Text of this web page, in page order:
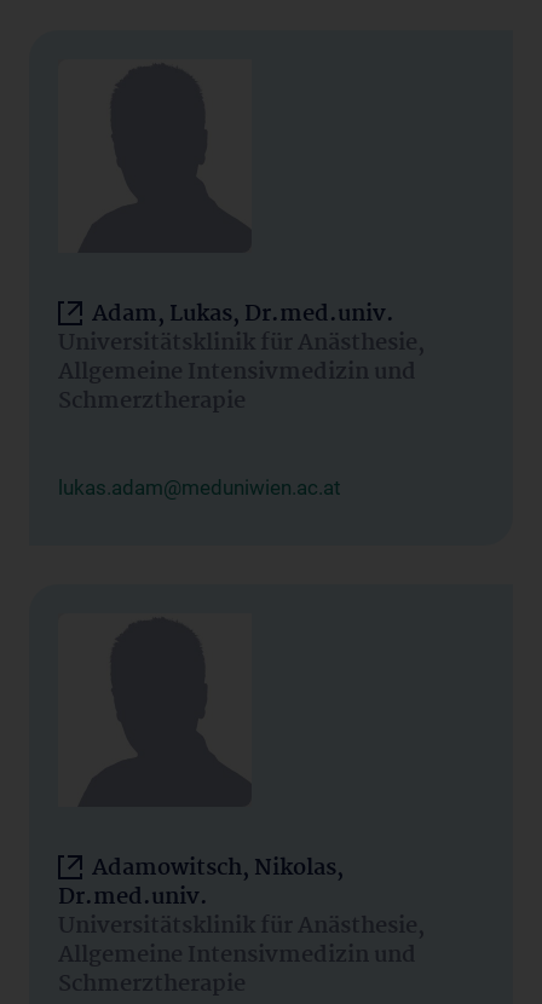
Adam, Lukas, Dr.med.univ.
Universitätsklinik für Anästhesie,
Allgemeine Intensivmedizin und
Schmerztherapie
lukas.adam@meduniwien.ac.at
Adamowitsch, Nikolas,
Dr.med.univ.
Universitätsklinik für Anästhesie,
Allgemeine Intensivmedizin und
Schmerztherapie